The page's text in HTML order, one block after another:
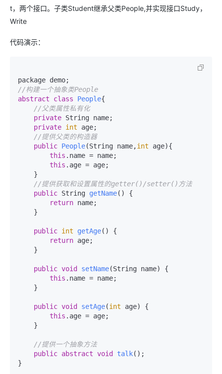
t，两个接口。子类Student继承父类People,并实现接口Study，
Write
代码演示：
//构建一个抽象类People
abstract
class People{
//父类属性私有化
private String name;
private int age;
//提供父类的构造器
public People(String name,int age){
this .name = name;
this .age = age;
//提供获取和设置属性的getter()/setter()方法
public String getName()
{
return name;
public int getAge()
{
return age;
public void setName(String name)
{
this .name = name;
public void setAge(int age)
{
this .age = age;
//提供一个抽象方法
public abstract void talk() ;
}